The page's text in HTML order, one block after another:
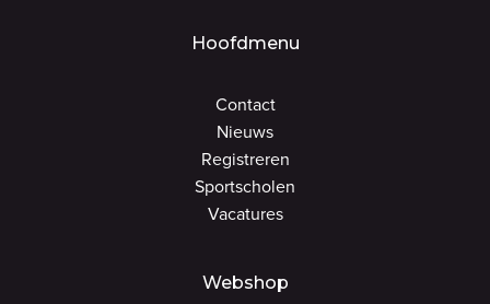
Hoofdmenu
Contact
Nieuws
Registreren
Sportscholen
Vacatures
Webshop